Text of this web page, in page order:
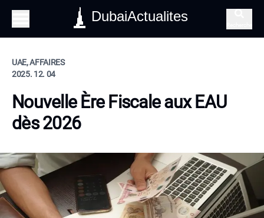
DubaiActualites
UAE, AFFAIRES
2025. 12. 04
Nouvelle Ère Fiscale aux EAU
dès 2026